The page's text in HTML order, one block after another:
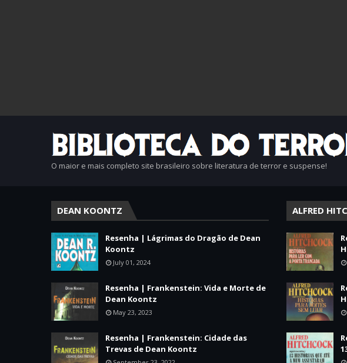
O maior e mais completo site brasileiro sobre literatura de terror e suspense!
DEAN KOONTZ
Resenha | Lágrimas do Dragão de Dean
Koontz
July 01, 2024
Resenha | Frankenstein: Vida e Morte de
Dean Koontz
May 23, 2023
Resenha | Frankenstein: Cidade das
Trevas de Dean Koontz
ALFRED